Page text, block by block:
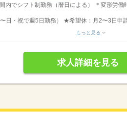
内でシフト制勤務（暦日による） ＊変形労働
日・祝で週5日勤務） ★希望休：月2〜3日申
もっと見る
求人詳細を見る